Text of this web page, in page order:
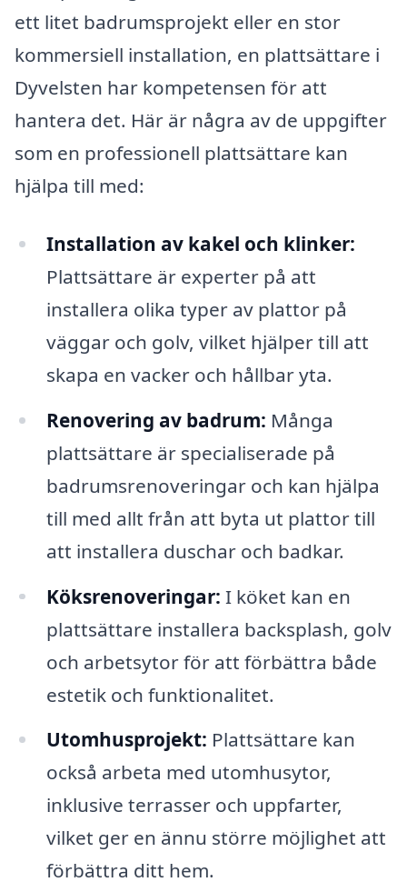
ett litet badrumsprojekt eller en stor
kommersiell installation, en plattsättare i
Dyvelsten har kompetensen för att
hantera det. Här är några av de uppgifter
som en professionell plattsättare kan
hjälpa till med:
Installation av kakel och klinker:
Plattsättare är experter på att
installera olika typer av plattor på
väggar och golv, vilket hjälper till att
skapa en vacker och hållbar yta.
Renovering av badrum: Många
plattsättare är specialiserade på
badrumsrenoveringar och kan hjälpa
till med allt från att byta ut plattor till
att installera duschar och badkar.
Köksrenoveringar: I köket kan en
plattsättare installera backsplash, golv
och arbetsytor för att förbättra både
estetik och funktionalitet.
Utomhusprojekt: Plattsättare kan
också arbeta med utomhusytor,
inklusive terrasser och uppfarter,
vilket ger en ännu större möjlighet att
förbättra ditt hem.